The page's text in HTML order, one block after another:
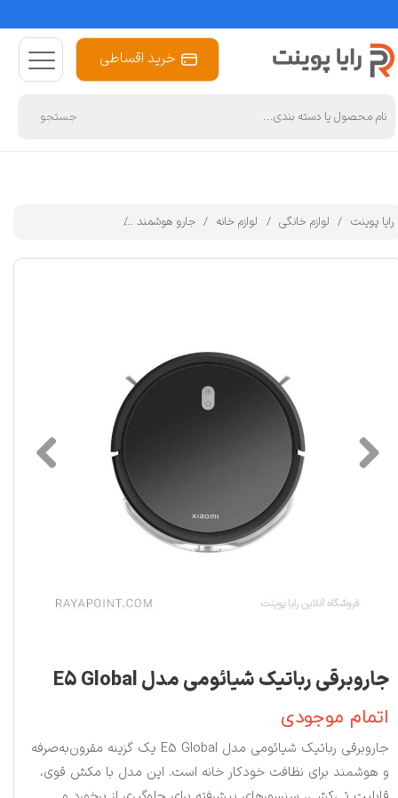
جستجو
خرید اقساطی
رایا پوینت لوازم خانگی لوازم خانه جارو هوشمند
جاروبرقی رباتیک شیائومی مدل E5 Global
اتمام موجودی
جاروبرقی رباتیک شیائومی مدل E5 Global یک گزینه مقرون‌به‌صرفه
و هوشمند برای نظافت خودکار خانه است. این مدل با مکش قوی،